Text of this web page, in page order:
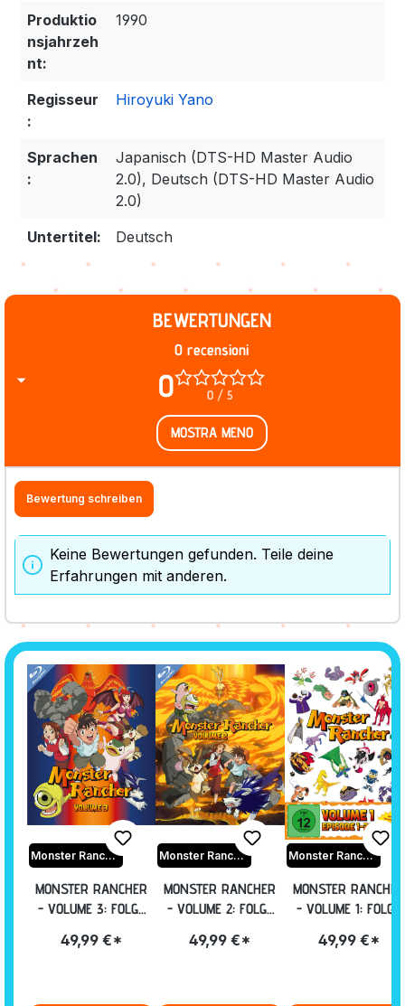
Produktio
nsjahrzeh
nt:
1990
Regisseur
:
Hiroyuki Yano
Sprachen
:
Japanisch (DTS-HD Master Audio
2.0), Deutsch (DTS-HD Master Audio
2.0)
Untertitel:
Deutsch
BEWERTUNGEN
0 0 / 5
0 recensioni
MOSTRA MENO
Bewertung schreiben
Keine Bewertungen gefunden. Teile deine
Erfahrungen mit anderen.
Monster Rancher
MONSTER RANCHER
- VOLUME 3: FOLGE
49,99 €*
Monster Rancher
MONSTER RANCHER
- VOLUME 2: FOLGE
49,99 €*
Monster Rancher
MONSTER RANCHER
- VOLUME 1: FOLGE
SAMMELSCHUBER
49,99 €*